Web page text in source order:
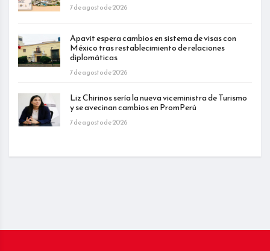
7 de agosto de 2026
Apavit espera cambios en sistema de visas con
México tras restablecimiento de relaciones
diplomáticas
7 de agosto de 2026
Liz Chirinos sería la nueva viceministra de Turismo
y se avecinan cambios en PromPerú
7 de agosto de 2026